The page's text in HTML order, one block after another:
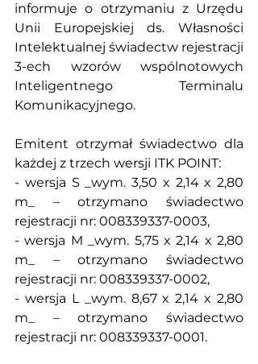
informuje o otrzymaniu z Urzędu
Unii Europejskiej ds. Własności
Intelektualnej świadectw rejestracji
3-ech wzorów wspólnotowych
Inteligentnego Terminalu
Komunikacyjnego.
Emitent otrzymał świadectwo dla
każdej z trzech wersji ITK POINT:
- wersja S _wym. 3,50 x 2,14 x 2,80
m_ – otrzymano świadectwo
rejestracji nr: 008339337-0003,
- wersja M _wym. 5,75 x 2,14 x 2,80
m_ – otrzymano świadectwo
rejestracji nr: 008339337-0002,
- wersja L _wym. 8,67 x 2,14 x 2,80
m_ – otrzymano świadectwo
rejestracji nr: 008339337-0001.